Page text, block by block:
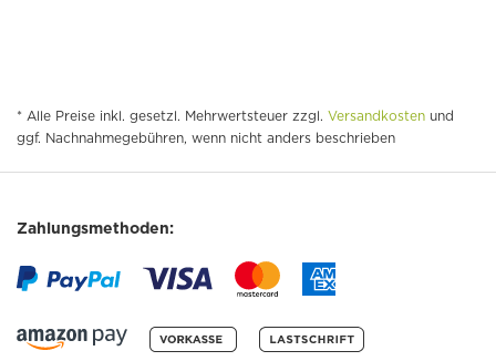
* Alle Preise inkl. gesetzl. Mehrwertsteuer zzgl. Versandkosten und
ggf. Nachnahmegebühren, wenn nicht anders beschrieben
Zahlungsmethoden: